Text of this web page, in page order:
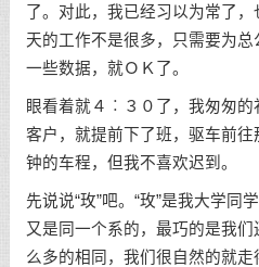
了。对此，我已经习以为常了
天的工作不是很多，只需要为
一些数据，就ＯＫ了。
眼看着就４︰３０了，我匆匆
客户，就提前下了班，驱车前
钟的车程，但我不喜欢迟到。
先说说“玫”吧。“玫”是我大学同
又是同一个系的，最巧的是我
么多的相同，我们很自然的就走